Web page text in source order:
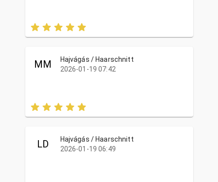
MM
Hajvágás / Haarschnitt
2026-01-19 07:42
LD
Hajvágás / Haarschnitt
2026-01-19 06:49